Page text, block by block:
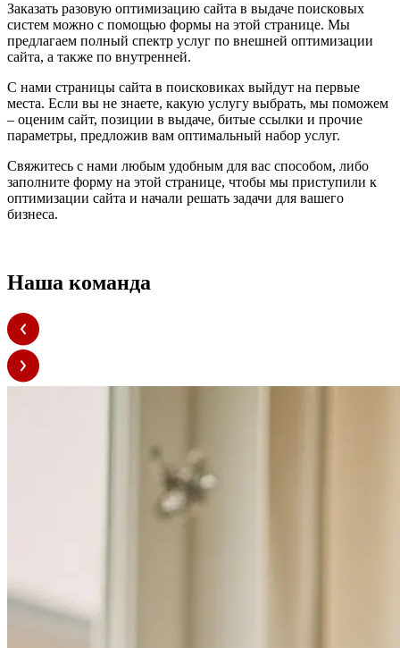
Заказать разовую оптимизацию сайта в выдаче поисковых
систем можно с помощью формы на этой странице. Мы
предлагаем полный спектр услуг по внешней оптимизации
сайта, а также по внутренней.
С нами страницы сайта в поисковиках выйдут на первые
места. Если вы не знаете, какую услугу выбрать, мы поможем
– оценим сайт, позиции в выдаче, битые ссылки и прочие
параметры, предложив вам оптимальный набор услуг.
Свяжитесь с нами любым удобным для вас способом, либо
заполните форму на этой странице, чтобы мы приступили к
оптимизации сайта и начали решать задачи для вашего
бизнеса.
Наша команда